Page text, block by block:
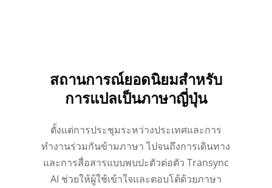
สถานการณ์ยอดนิยมสำหรับ
การแปลเป็นภาษาญี่ปุ่น
ตั้งแต่การประชุมระหว่างประเทศและการ
ทำงานร่วมกันข้ามภาษา ไปจนถึงการเดินทาง
และการสื่อสารแบบพบปะตัวต่อตัว Transync
AI ช่วยให้ผู้ใช้เข้าใจและตอบโต้ด้วยภาษา